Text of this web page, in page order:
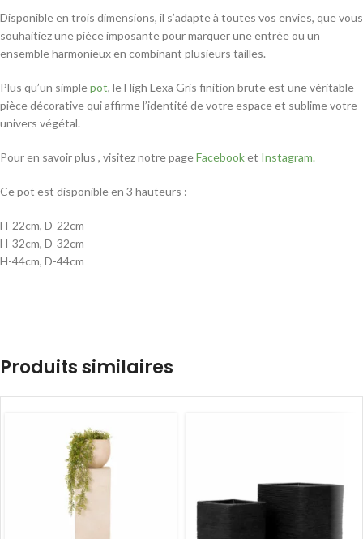
Disponible en trois dimensions, il s’adapte à toutes vos envies, que vous
souhaitiez une pièce imposante pour marquer une entrée ou un
ensemble harmonieux en combinant plusieurs tailles.
Plus qu’un simplepot, le High Lexa Gris finition brute est une véritable
pièce décorative qui affirme l’identité de votre espace et sublime votre
univers végétal.
Pour en savoir plus , visitez notre pageFacebooket Instagram.
Ce pot est disponible en 3 hauteurs :
H-22cm, D-22cm
H-32cm, D-32cm
H-44cm, D-44cm
Produits similaires